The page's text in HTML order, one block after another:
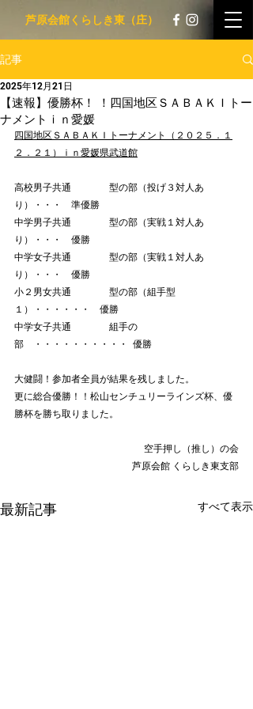
​ 芦原会館くらしき東（庄）
記事
【速報】優勝杯！ ！四国地区ＳＡＢＡＫＩトー
ナメントｉｎ愛媛
2025年12月21日
四国地区ＳＡＢＡＫＩトーナメント（２０２５．１
２．２１）ｉｎ愛媛県武道館
高校男子共通　　　　型の部（投げ３対人あ
り）・・・　準優勝
中学男子共通　　　　型の部（実戦１対人あ
り）・・・　優勝
中学女子共通　　　　型の部（実戦１対人あ
り）・・・　優勝
小２男女共通　　　　型の部（組手型
１）・・・・・・　優勝
中学女子共通　　　　組手の
部　・・・・・・・・・・  優勝
大健闘！参加者全員が結果を残しました。
更に総合優勝！！松山センチュリーラインズ杯、優
勝杯を勝ち取りました。
空手押し（推し）の会
芦原会館 くらしき東支部
最新記事 すべて表示